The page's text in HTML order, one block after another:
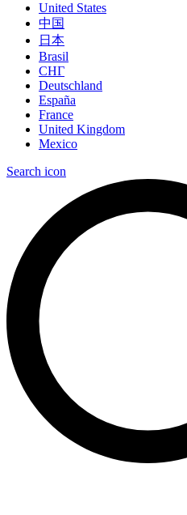
United States
中国
日本
Brasil
СНГ
Deutschland
España
France
United Kingdom
Mexico
Search icon